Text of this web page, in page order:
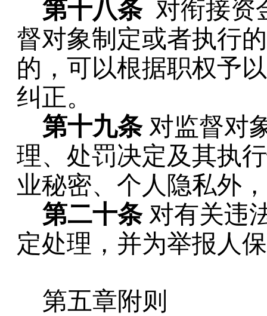
第十八条 对衔接资
督对象制定或者执行
的，可以根据职权予
纠正。
第十九条 对监督对
理、处罚决定及其执
业秘密、个人隐私外
第二十条 对有关违
定处理，并为举报人
第五章附则